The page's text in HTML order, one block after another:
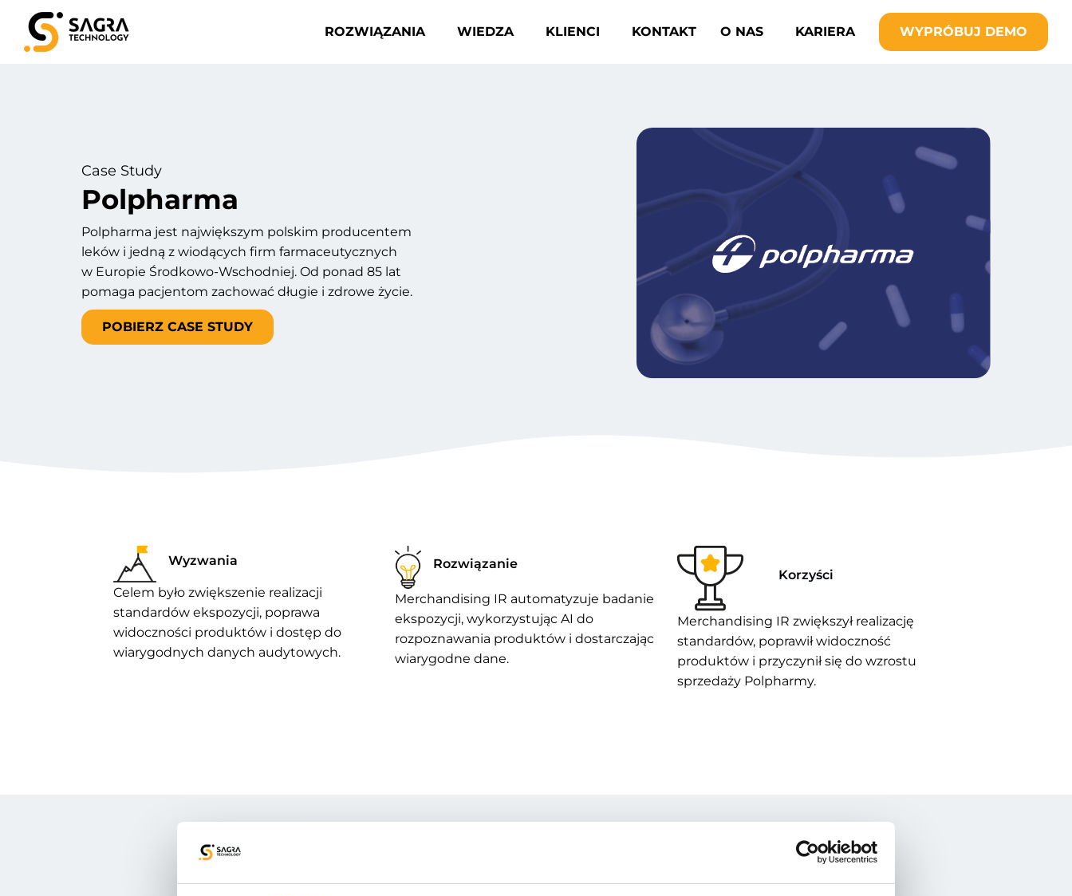
ROZWIĄZANIA WIEDZA KLIENCI KONTAKT O NAS KARIERA WYPRÓBUJ DEMO
Case Study
Polpharma
Polpharma jest największym polskim producentem
leków i jedną z wiodących firm farmaceutycznych
w Europie Środkowo-Wschodniej. Od ponad 85 lat
pomaga pacjentom zachować długie i zdrowe życie.
POBIERZ CASE STUDY
Wyzwania​
Celem było zwiększenie realizacji
standardów ekspozycji, poprawa
widoczności produktów i dostęp do
wiarygodnych danych audytowych.
Rozwiązanie
Merchandising IR automatyzuje badanie
ekspozycji, wykorzystując AI do
rozpoznawania produktów i dostarczając
wiarygodne dane.
Korzyści
Merchandising IR zwiększył realizację
standardów, poprawił widoczność
produktów i przyczynił się do wzrostu
sprzedaży Polpharmy.
Skonsultuj wdrożenie EMIGO w swojej firmie